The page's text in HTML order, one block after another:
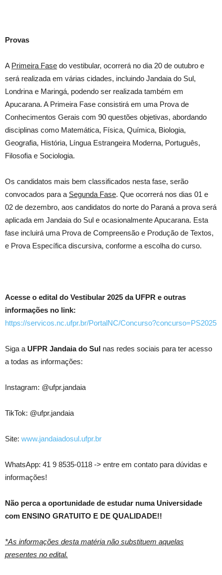
Provas
A Primeira Fase do vestibular, ocorrerá no dia 20 de outubro e
será realizada em várias cidades, incluindo Jandaia do Sul,
Londrina e Maringá, podendo ser realizada também em
Apucarana. A Primeira Fase consistirá em uma Prova de
Conhecimentos Gerais com 90 questões objetivas, abordando
disciplinas como Matemática, Física, Química, Biologia,
Geografia, História, Língua Estrangeira Moderna, Português,
Filosofia e Sociologia.
Os candidatos mais bem classificados nesta fase, serão
convocados para a Segunda Fase. Que ocorrerá nos dias 01 e
02 de dezembro, aos candidatos do norte do Paraná a prova será
aplicada em Jandaia do Sul e ocasionalmente Apucarana. Esta
fase incluirá uma Prova de Compreensão e Produção de Textos,
e Prova Específica discursiva, conforme a escolha do curso.
Acesse o edital do Vestibular 2025 da UFPR e outras
informações no link:
https://servicos.nc.ufpr.br/PortalNC/Concurso?concurso=PS2025
Siga a UFPR Jandaia do Sul nas redes sociais para ter acesso
a todas as informações:
Instagram: @ufpr.jandaia
TikTok: @ufpr.jandaia
Site: www.jandaiadosul.ufpr.br
WhatsApp: 41 9 8535-0118 -> entre em contato para dúvidas e
informações!
Não perca a oportunidade de estudar numa Universidade
com ENSINO GRATUITO E DE QUALIDADE!!
*As informações desta matéria não substituem aquelas
presentes no edital.